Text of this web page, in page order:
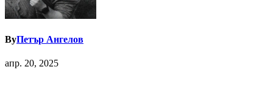
ByПетър Ангелов
апр. 20, 2025